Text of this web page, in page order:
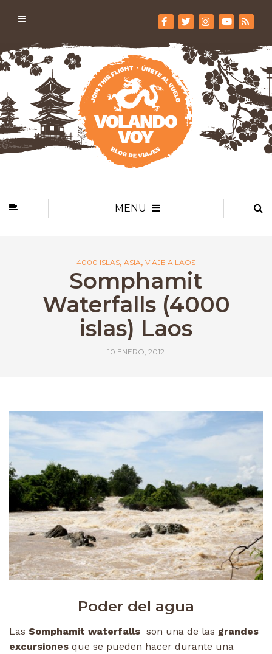
MENU
4000 ISLAS, ASIA, VIAJE A LAOS
Somphamit
Waterfalls (4000
islas) Laos
10 ENERO, 2012
Poder del agua
Las Somphamit waterfalls son una de las grandes
excursiones que se pueden hacer durante una